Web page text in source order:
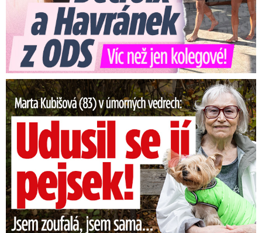
Marta Kubišová (83) v úmorných vedrech: Udusil se jí pejsek!